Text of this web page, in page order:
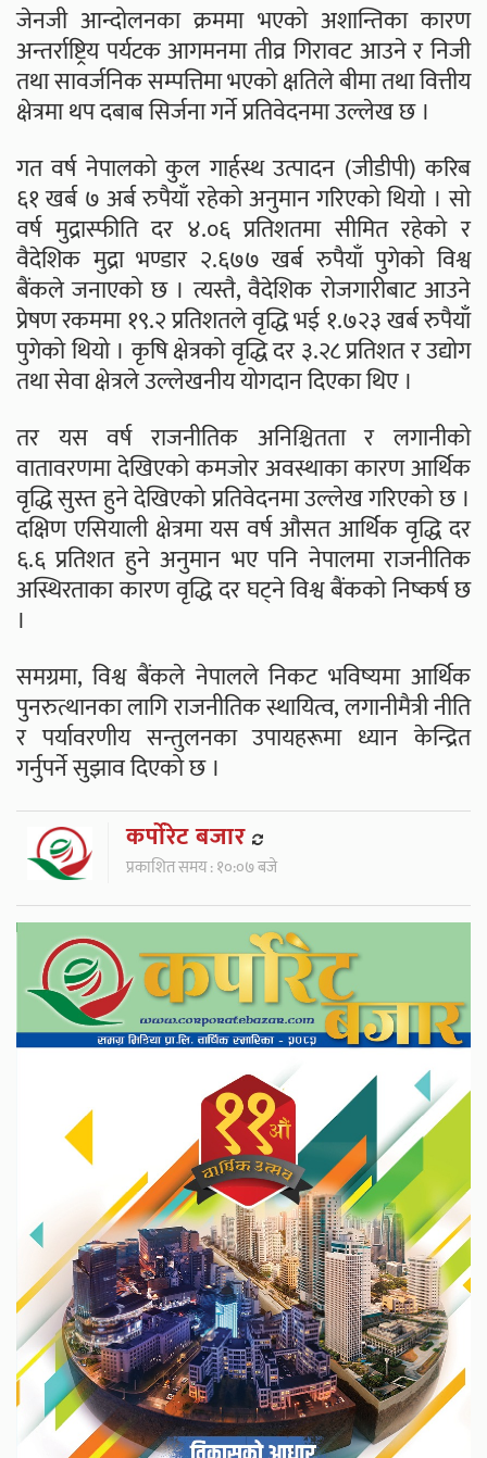
जेनजी आन्दोलनका क्रममा भएको अशान्तिका कारण
अन्तर्राष्ट्रिय पर्यटक आगमनमा तीव्र गिरावट आउने र निजी
तथा सावर्जनिक सम्पत्तिमा भएको क्षतिले बीमा तथा वित्तीय
क्षेत्रमा थप दबाब सिर्जना गर्ने प्रतिवेदनमा उल्लेख छ ।
गत वर्ष नेपालको कुल गार्हस्थ उत्पादन (जीडीपी) करिब
६१ खर्ब ७ अर्ब रुपैयाँ रहेको अनुमान गरिएको थियो । सो
वर्ष मुद्रास्फीति दर ४.०६ प्रतिशतमा सीमित रहेको र
वैदेशिक मुद्रा भण्डार २.६७७ खर्ब रुपैयाँ पुगेको विश्व
बैंकले जनाएको छ । त्यस्तै, वैदेशिक रोजगारीबाट आउने
प्रेषण रकममा १९.२ प्रतिशतले वृद्धि भई १.७२३ खर्ब रुपैयाँ
पुगेको थियो । कृषि क्षेत्रको वृद्धि दर ३.२८ प्रतिशत र उद्योग
तथा सेवा क्षेत्रले उल्लेखनीय योगदान दिएका थिए ।
तर यस वर्ष राजनीतिक अनिश्चितता र लगानीको
वातावरणमा देखिएको कमजोर अवस्थाका कारण आर्थिक
वृद्धि सुस्त हुने देखिएको प्रतिवेदनमा उल्लेख गरिएको छ ।
दक्षिण एसियाली क्षेत्रमा यस वर्ष औसत आर्थिक वृद्धि दर
६.६ प्रतिशत हुने अनुमान भए पनि नेपालमा राजनीतिक
अस्थिरताका कारण वृद्धि दर घट्ने विश्व बैंकको निष्कर्ष छ
।
समग्रमा, विश्व बैंकले नेपालले निकट भविष्यमा आर्थिक
पुनरुत्थानका लागि राजनीतिक स्थायित्व, लगानीमैत्री नीति
र पर्यावरणीय सन्तुलनका उपायहरूमा ध्यान केन्द्रित
गर्नुपर्ने सुझाव दिएको छ ।
कर्पाेरेट बजार
प्रकाशित समय : १०:०७ बजे